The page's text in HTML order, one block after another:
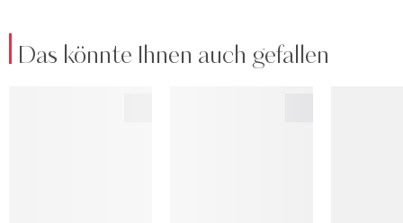
Das könnte Ihnen auch gefallen